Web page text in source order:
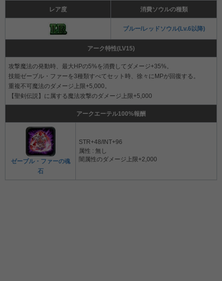
レア度 消費ソウルの種類
ブルー/レッドソウル(Lv.6以降)
アーク特性(LV15)
攻撃魔法の発動時、最大HPの5%を消費してダメージ+35%。
技能ゼーブル・ファーを3種類すべてセット時、徐々にMPが回復する。
重複不可魔法のダメージ上限+5,000。
【聖剣伝説】に属する魔法攻撃のダメージ上限+5,000
アークエーテル100%報酬
ゼーブル・ファーの魂
石
STR+48/INT+96
属性 : 無し
闇属性のダメージ上限+2,000